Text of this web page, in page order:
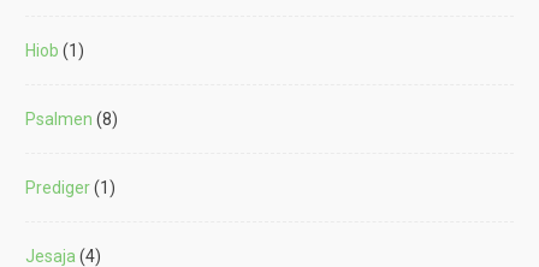
Hiob (1)
Psalmen (8)
Prediger(1)
Jesaja (4)